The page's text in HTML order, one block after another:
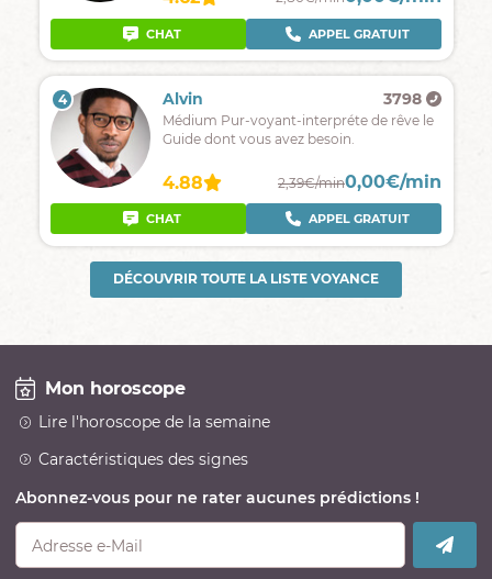
CHAT APPEL GRATUIT
4 Alvin 3798
Médium Pur-voyant-interpréte de rêve le
Guide dont vous avez besoin.
4.88 2,39€/min0,00€/min
CHAT APPEL GRATUIT
DÉCOUVRIR TOUTE LA LISTE VOYANCE
Mon horoscope
Lire l'horoscope de la semaine
Caractéristiques des signes
Abonnez-vous pour ne rater aucunes prédictions !
Adresse e-Mail